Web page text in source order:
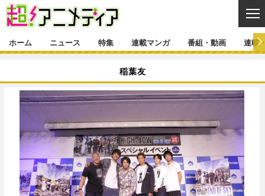
ニュース一覧 アニメ
映画 音楽
グッズ イベント
声優 コスプレ
特集
インタビュー レポート
ラキりす
連載マンガ一覧 連載一覧
番組・動画
番組・動画一覧 ラジオ
動画
連載・ブログ
連載・ブログ一覧 コラム
ホーム ニュース 特集 連載マンガ 番組・動画 連載
稲葉友